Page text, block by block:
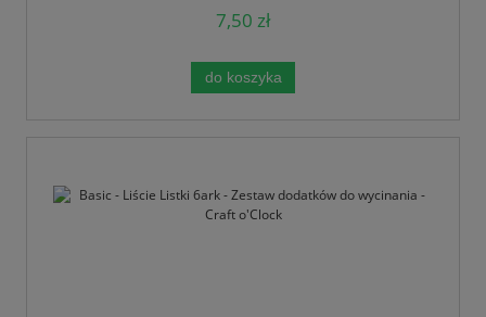
7,50 zł
do koszyka